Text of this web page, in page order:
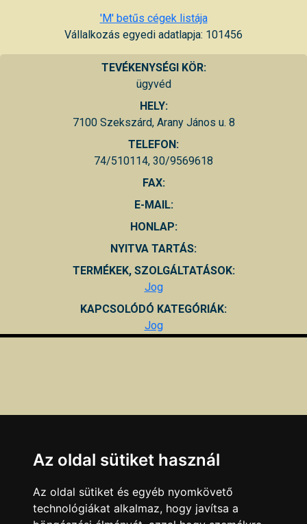
'M' betűs cégek listája
Vállalkozás egyedi adatlapja: 101456
TEVÉKENYSÉGI KÖR:
ügyvéd
HELY:
7100 Szekszárd, Arany János u. 8
TELEFON:
74/510114, 30/9569618
FAX:
E-MAIL:
HONLAP:
NYITVA TARTÁS:
TERMÉKEK, SZOLGÁLTATÁSOK:
Jog
KAPCSOLÓDÓ KATEGÓRIÁK:
Jog
Az oldal sütiket használ
Az oldal sütiket és egyéb nyomkövető
technológiákat alkalmaz, hogy javítsa a